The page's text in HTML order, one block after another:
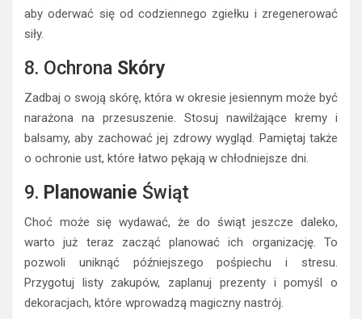
aby oderwać się od codziennego zgiełku i zregenerować
siły.
8. Ochrona Skóry
Zadbaj o swoją skórę, która w okresie jesiennym może być
narażona na przesuszenie. Stosuj nawilżające kremy i
balsamy, aby zachować jej zdrowy wygląd. Pamiętaj także
o ochronie ust, które łatwo pękają w chłodniejsze dni.
9. Planowanie Świąt
Choć może się wydawać, że do świąt jeszcze daleko,
warto już teraz zacząć planować ich organizację. To
pozwoli uniknąć późniejszego pośpiechu i stresu.
Przygotuj listy zakupów, zaplanuj prezenty i pomyśl o
dekoracjach, które wprowadzą magiczny nastrój.